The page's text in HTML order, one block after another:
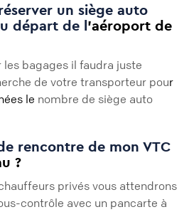
un siège auto
départ de l'aéroport de
les bagages il faudra juste
de votre transporteur pour
le nombre de siège auto
rencontre de mon VTC
?
privés vous attendrons
contrôle avec un pancarte à